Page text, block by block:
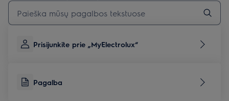
Įveskite tekstą, jei norite ieškoti pagalbinių straipsnių
Prisijunkite prie „MyElectrolux“
Pagalba